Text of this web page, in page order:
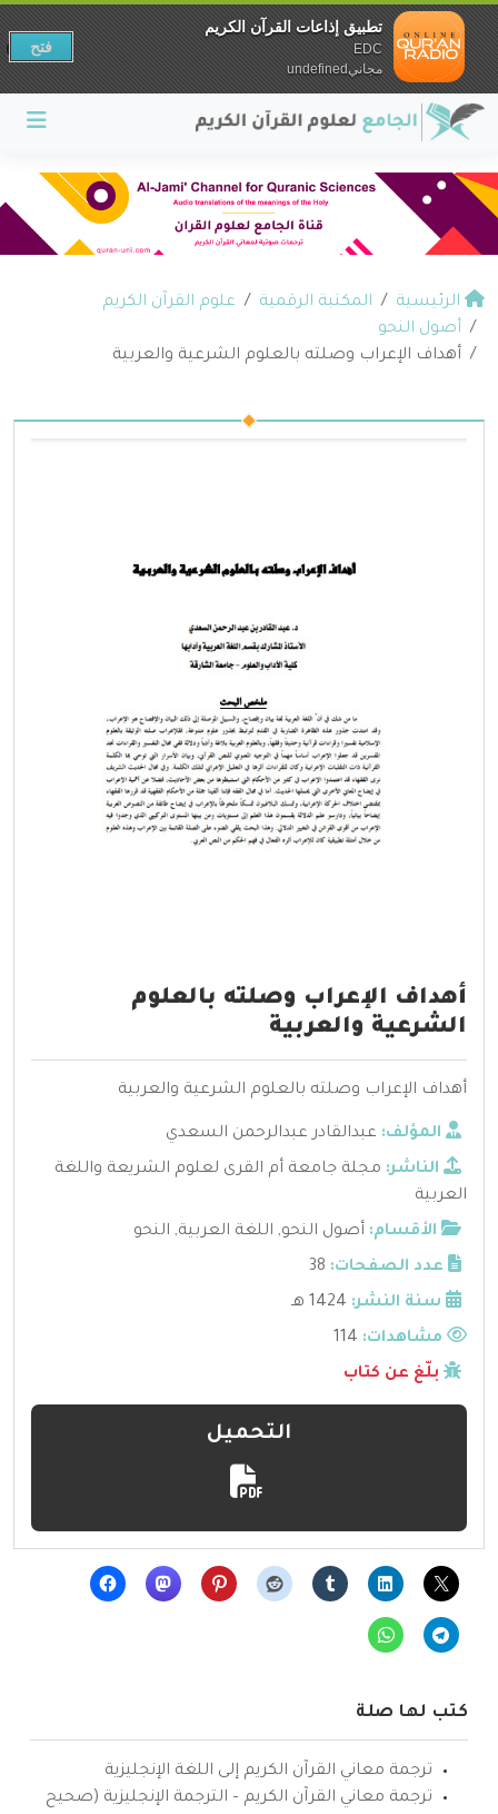
الرئيسية المكتبة الرقمية
علوم القرآن الكريم
أصول النحو
أهداف الإعراب وصلته بالعلوم الشرعية والعربية
أهداف الإعراب وصلته بالعلوم
الشرعية والعربية
أهداف الإعراب وصلته بالعلوم الشرعية والعربية
المؤلف: عبدالقادر عبدالرحمن السعدي
الناشر: مجلة جامعة أم القرى لعلوم الشريعة واللغة
العربية
الأقسام: أصول النحو, اللغة العربية, النحو
عدد الصفحات: 38
سنة النشر: 1424 هـ
مشاهدات:
بلّغ عن كتاب
التحميل
كتب لها صلة
ترجمة معاني القرآن الكريم إلى اللغة الإنجليزية
ترجمة معاني القرآن الكريم – الترجمة الإنجليزية (صحيح
تطبيق إذاعات القرآن الكريم
EDC
مجانيundefined
فتح